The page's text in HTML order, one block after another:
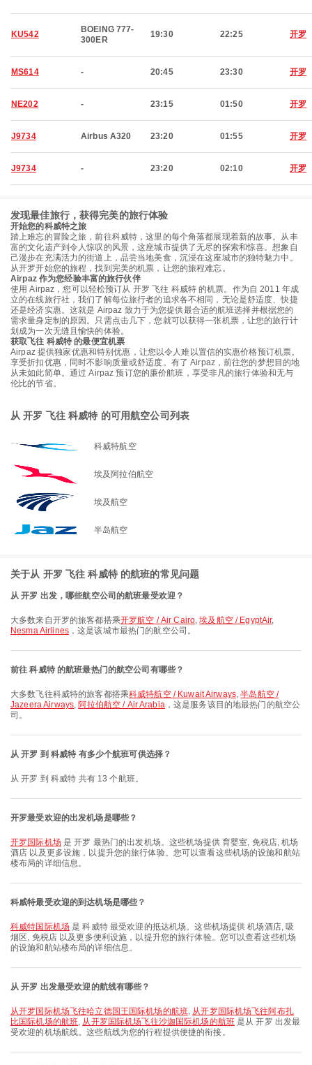
KU542
BOEING 777-
300ER
19:30 22:25 开罗
MS614 - 20:45 23:30 开罗
NE202 - 23:15 01:50 开罗
J9734 Airbus A320 23:20 01:55 开罗
J9734 - 23:20 02:10 开罗
发现最佳旅行，获得完美的旅行体验
开始您的科威特之旅
踏上难忘的冒险之旅，前往科威特，这里的每个角落都展现着新的故事。从丰
富的文化遗产到令人惊叹的风景，这座城市提供了无尽的探索和惊喜。想象自
己漫步在充满活力的街道上，品尝当地美食，沉浸在这座城市的独特魅力中。
从开罗开始您的旅程，找到完美的机票，让您的旅程难忘。
Airpaz 作为您经验丰富的旅行伙伴
使用 Airpaz，您可以轻松预订从 开罗 飞往 科威特 的机票。作为自 2011 年成
立的在线旅行社，我们了解每位旅行者的追求各不相同，无论是舒适度、快捷
还是经济实惠。这就是 Airpaz 致力于为您提供最合适的航班选择并根据您的
需求量身定制的原因。只需点击几下，您就可以获得一张机票，让您的旅行计
划成为一次无缝且愉快的体验。
获取飞往 科威特 的最便宜机票
Airpaz 提供独家优惠和特别优惠，让您以令人难以置信的实惠价格预订机票。
享受折扣优惠，同时不影响质量或舒适度。有了 Airpaz，前往您的梦想目的地
从未如此简单。通过 Airpaz 预订您的廉价航班，享受非凡的旅行体验和无与
伦比的节省。
从 开罗 飞往 科威特 的可用航空公司列表
科威特航空
埃及阿拉伯航空
埃及航空
半岛航空
关于从 开罗 飞往 科威特 的航班的常见问题
从 开罗 出发，哪些航空公司的航班最受欢迎？
大多数来自开罗的旅客都搭乘开罗航空 / Air Cairo,埃及航空 / EgyptAir,
Nesma Airlines，这是该城市最热门的航空公司。
前往 科威特 的航班最热门的航空公司有哪些？
大多数飞往科威特的旅客都搭乘科威特航空 / Kuwait Airways,半岛航空 /
Jazeera Airways, 阿拉伯航空 / Air Arabia，这是服务该目的地最热门的航空公
司。
从 开罗 到 科威特 有多少个航班可供选择？
从 开罗 到 科威特 共有 13 个航班。
开罗最受欢迎的出发机场是哪些？
开罗国际机场是 开罗 最热门的出发机场。这些机场提供 育婴室, 免税店, 机场
酒店 以及更多设施，以提升您的旅行体验。您可以查看这些机场的设施和航站
楼布局的详细信息。
科威特最受欢迎的到达机场是哪些？
科威特国际机场是 科威特 最受欢迎的抵达机场。这些机场提供 机场酒店, 吸
烟区, 免税店 以及更多便利设施，以提升您的旅行体验。您可以查看这些机场
的设施和航站楼布局的详细信息。
从 开罗 出发最受欢迎的航线有哪些？
从开罗国际机场飞往哈立德国王国际机场的航班, 从开罗国际机场飞往阿布扎
比国际机场的航班, 从开罗国际机场飞往沙迦国际机场的航班是从 开罗 出发最
受欢迎的机场航线。这些航线为您的行程提供便捷的衔接。